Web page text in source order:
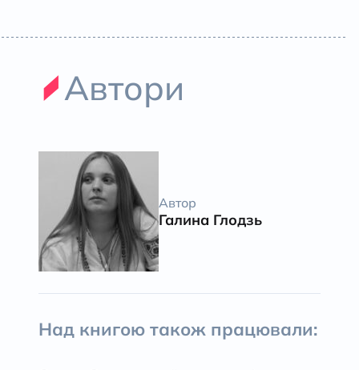
Автори
Автор
Галина Глодзь
Над книгою також працювали: